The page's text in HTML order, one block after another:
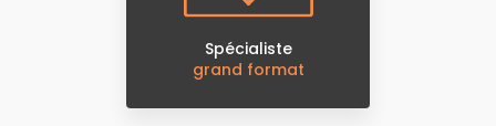
Spécialiste
grand format